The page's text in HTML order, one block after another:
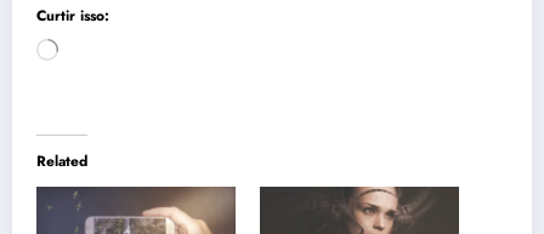
Curtir isso:
Carregando...
Related